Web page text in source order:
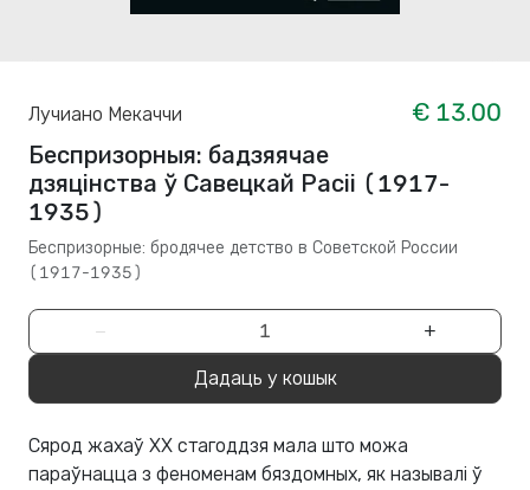
Лучиано Мекаччи
€ 13.00
Беспризорныя: бадзяячае
дзяцінства ў Савецкай Расіі (1917-
1935)
Беспризорные: бродячее детство в Советской России
(1917-1935)
− +
Дадаць у кошык
Сярод жахаў ХХ стагоддзя мала што можа
параўнацца з феноменам бяздомных, як называлі ў